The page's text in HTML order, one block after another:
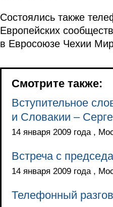
Состоялись также
Европейских
в Евросоюзе Чехии
Смотрите также:
Вступительное
и Словакии –
14 января 2009 года ,
Встреча с
14 января 2009 года ,
Телефонный